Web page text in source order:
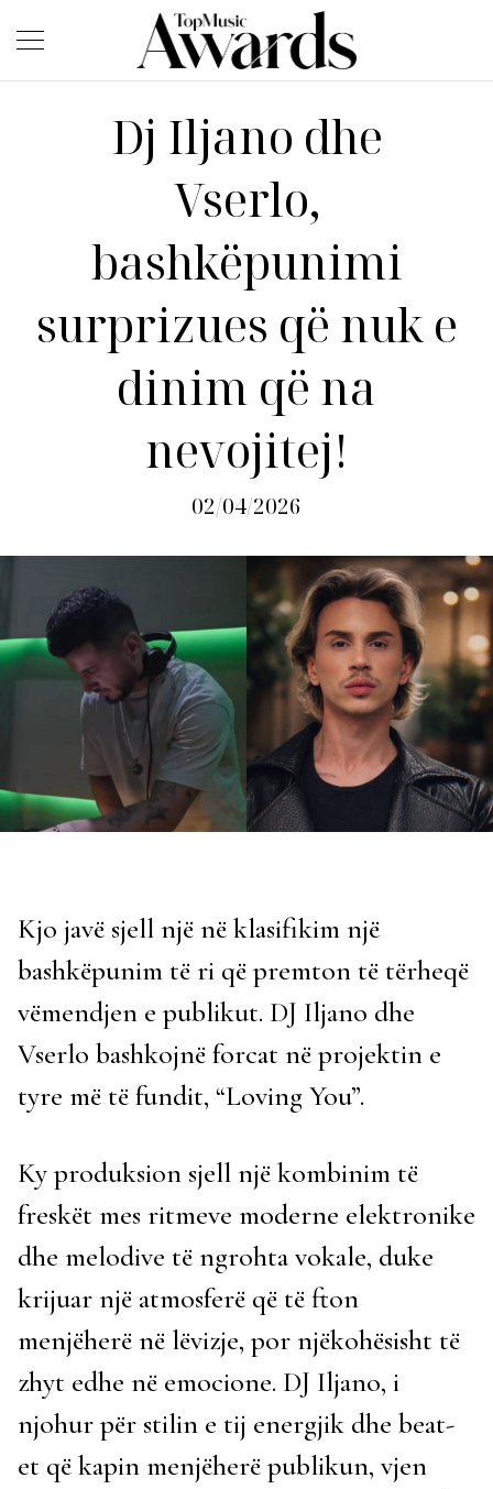
Dj Iljano dhe
Vserlo,
bashkëpunimi
surprizues që nuk e
dinim që na
nevojitej!
02/04/2026
Kjo javë sjell një në klasifikim një
bashkëpunim të ri që premton të tërheqë
vëmendjen e publikut. DJ Iljano dhe
Vserlo bashkojnë forcat në projektin e
tyre më të fundit, “Loving You”.
Ky produksion sjell një kombinim të
freskët mes ritmeve moderne elektronike
dhe melodive të ngrohta vokale, duke
krijuar një atmosferë që të fton
menjëherë në lëvizje, por njëkohësisht të
zhyt edhe në emocione. DJ Iljano, i
njohur për stilin e tij energjik dhe beat-
et që kapin menjëherë publikun, vjen